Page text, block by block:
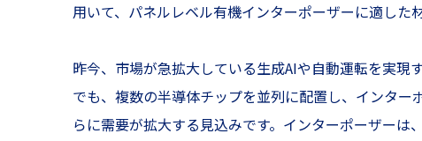
用いて、パネルレベル有機インターポーザーに適した
昨今、市場が急拡大している生成AIや自動運転を実現
でも、複数の半導体チップを並列に配置し、インタ
らに需要が拡大する見込みです。インターポーザー